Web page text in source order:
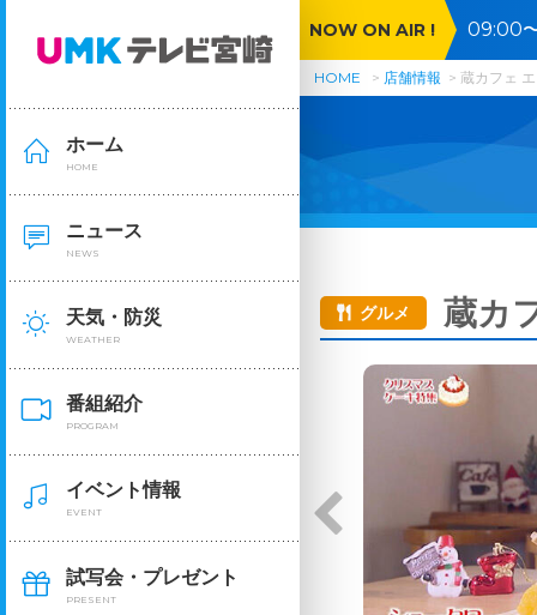
ホーム
HOME
ニュース
NEWS
天気・防災
WEATHER
番組紹介
PROGRAM
イベント情報
EVENT
試写会・プレゼント
PRESENT
NOW ON AIR !
09:00
お盆
HOME 店舗情報 蔵カフェ
グルメ 蔵カ